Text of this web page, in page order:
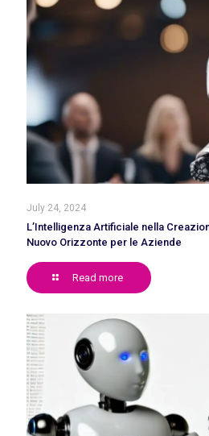
July 24, 2024
L’Intelligenza Artificiale nella
Nuovo Orizzonte per le Aziende
Read more